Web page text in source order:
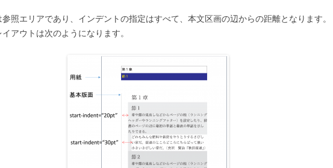
照エリアであり、インデントの指定はすべて、本文区画の辺からの距離となります。
アウトは次のようになります。